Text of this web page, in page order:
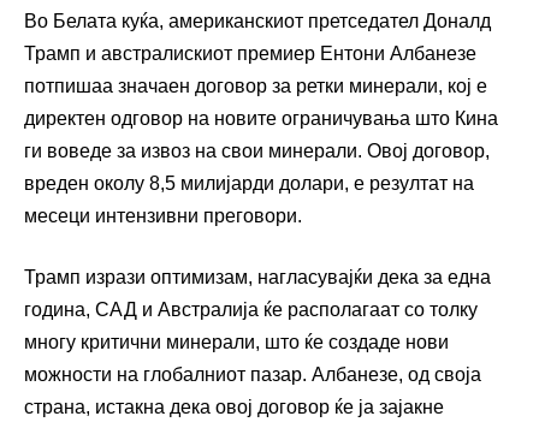
Во Белата куќа, американскиот претседател Доналд
Трамп и австралискиот премиер Ентони Албанезе
потпишаа значаен договор за ретки минерали, кој е
директен одговор на новите ограничувања што Кина
ги воведе за извоз на свои минерали. Овој договор,
вреден околу 8,5 милијарди долари, е резултат на
месеци интензивни преговори.
Трамп изрази оптимизам, нагласувајќи дека за една
година, САД и Австралија ќе располагаат со толку
многу критични минерали, што ќе создаде нови
можности на глобалниот пазар. Албанезе, од своја
страна, истакна дека овој договор ќе ја зајакне